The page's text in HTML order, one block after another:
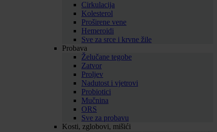
Cirkulacija
Kolesterol
Proširene vene
Hemeroidi
Sve za srce i krvne žile
Probava
Želučane tegobe
Zatvor
Proljev
Nadutost i vjetrovi
Probiotici
Mučnina
ORS
Sve za probavu
Kosti, zglobovi, mišići